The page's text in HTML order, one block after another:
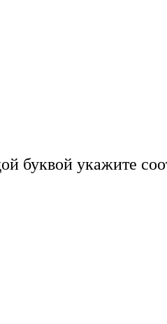
буквой укажите